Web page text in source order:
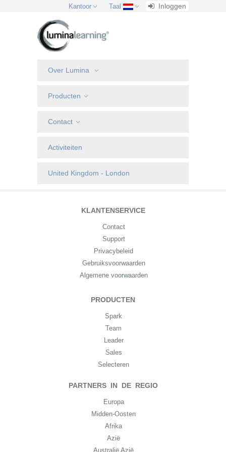
Kantoor Taal Inloggen
Over Lumina
Producten
Contact
Activiteiten
United Kingdom - London
KLANTENSERVICE
Contact
Support
Privacybeleid
Gebruiksvoorwaarden
Algemene voorwaarden
PRODUCTEN
Spark
Team
Leader
Sales
Selecteren
PARTNERS IN DE REGIO
Europa
Midden-Oosten
Afrika
Azië
Australië Azië